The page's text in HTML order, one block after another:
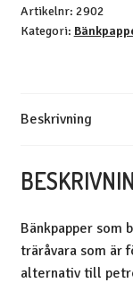
pack
mängd
Artikelnr: 2902
Kategori:
Beskrivning
Bänkpapper som
träråvara som är
alternativ till